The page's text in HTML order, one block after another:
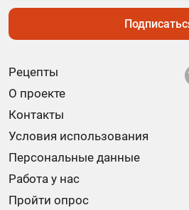
Рецепты
О проекте
Контакты
Условия использования
Персональные данные
Работа у нас
Пройти опрос